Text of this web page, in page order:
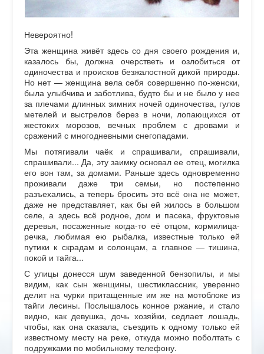
Невероятно!
Эта женщина живёт здесь со дня своего рождения и,
казалось бы, должна очерстветь и озлобиться от
одиночества и происков безжалостной дикой природы.
Но нет — женщина вела себя совершенно по-женски,
была улыбчива и заботлива, будто бы и не было у нее
за плечами длинных зимних ночей одиночества, гулов
метелей и выстрелов берез в ночи, лопающихся от
жестоких морозов, вечных проблем с дровами и
сражений с многодневными снегопадами.
Мы потягивали чаёк и спрашивали, спрашивали,
спрашивали... Да, эту заимку основал ее отец, могилка
его вон там, за домами. Раньше здесь одновременно
проживали даже три семьи, но постепенно
разъехались, а теперь бросить это всё она не может,
даже не представляет, как бы ей жилось в большом
селе, а здесь всё родное, дом и пасека, фруктовые
деревья, посаженные когда-то её отцом, кормилица-
речка, любимая ею рыбалка, известные только ей
путики к скрадам и солонцам, а главное — тишина,
покой и тайга...
С улицы донесся шум заведенной бензопилы, и мы
видим, как сын женщины, шестиклассник, уверенно
делит на чурки притащенные им же на мотоблоке из
тайги лесины. Послышалось конное ржание, и стало
видно, как девушка, дочь хозяйки, седлает лошадь,
чтобы, как она сказала, съездить к одному только ей
известному месту на реке, откуда можно поболтать с
подружками по мобильному телефону.